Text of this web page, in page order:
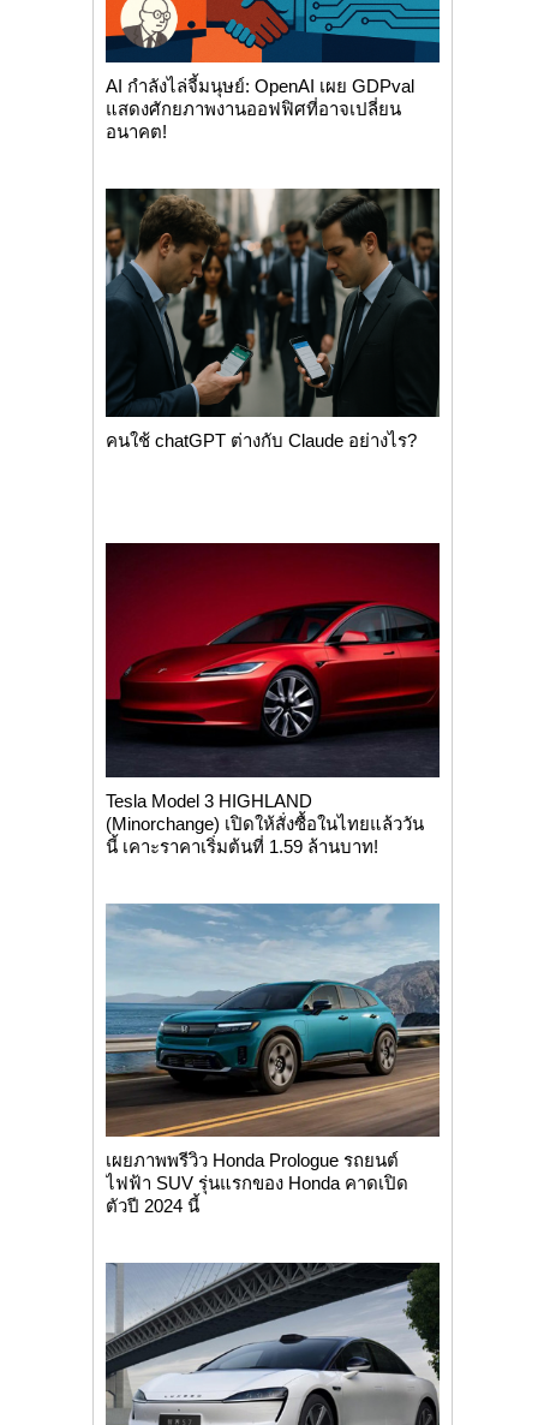
AI กำลังไล่จี้มนุษย์: OpenAI เผย GDPval
แสดงศักยภาพงานออฟฟิศที่อาจเปลี่ยน
อนาคต!
คนใช้ chatGPT ต่างกับ Claude อย่างไร?
Tesla Model 3 HIGHLAND
(Minorchange) เปิดให้สั่งซื้อในไทยแล้ววัน
นี้ เคาะราคาเริ่มต้นที่ 1.59 ล้านบาท!
เผยภาพพรีวิว Honda Prologue รถยนต์
ไฟฟ้า SUV รุ่นแรกของ Honda คาดเปิด
ตัวปี 2024 นี้